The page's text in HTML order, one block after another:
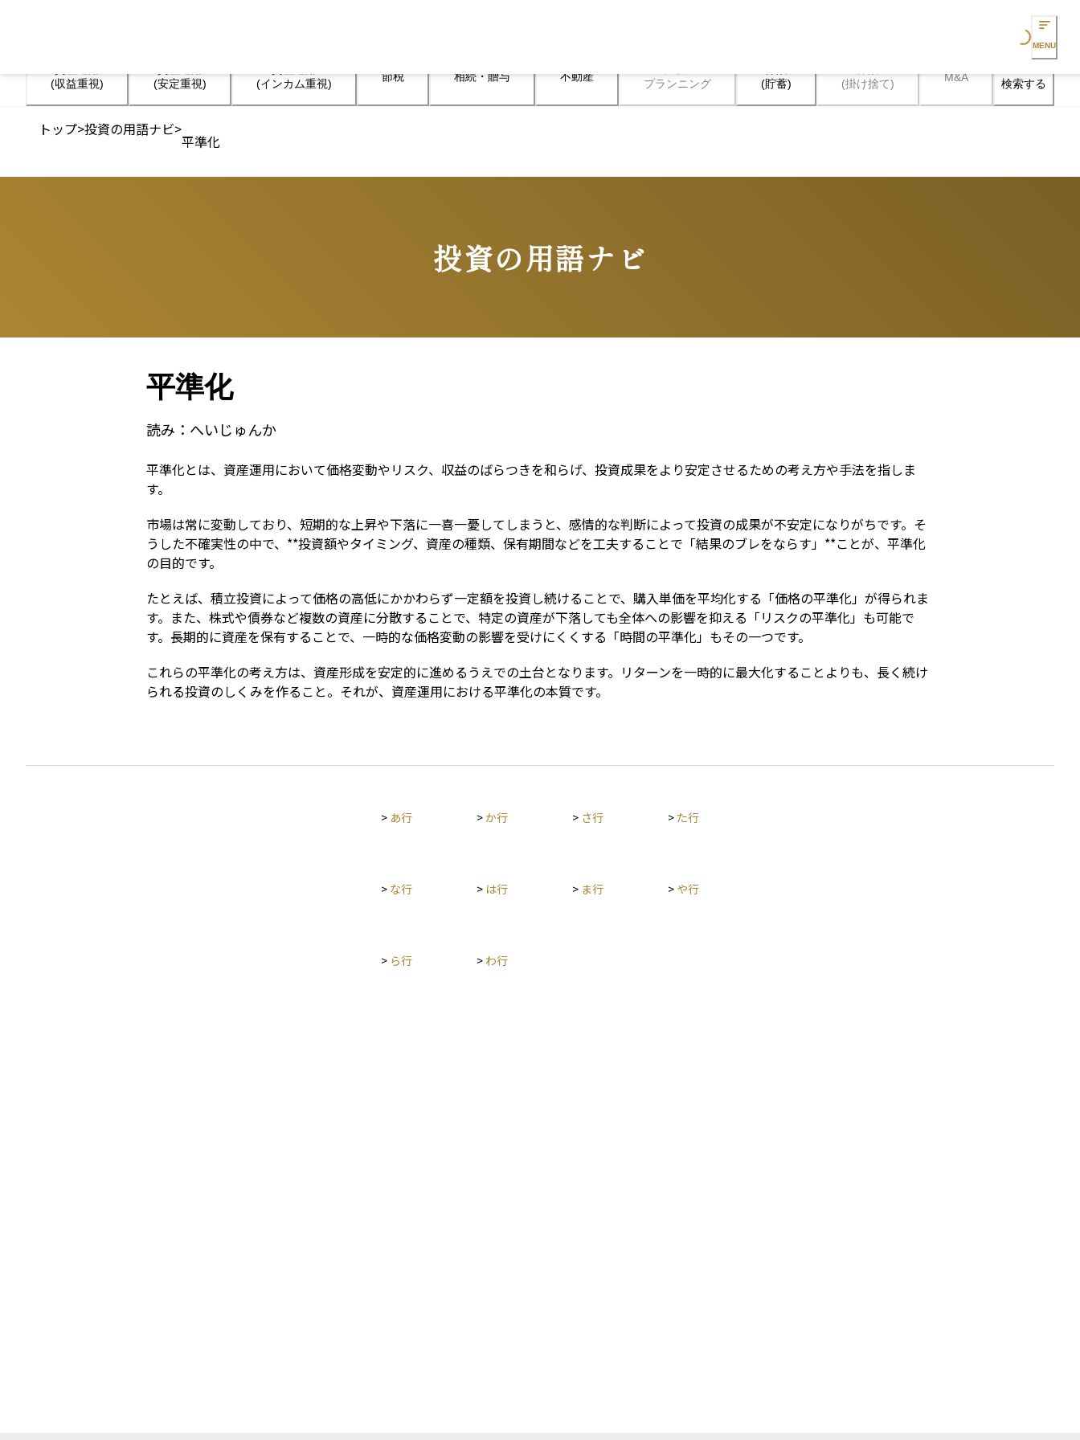
Loading...
MENU
(収益重視)
(安定重視)
(インカム重視)
節税 相続・贈与 不動産
プランニング
(貯蓄)
(掛け捨て)
M&A 検索する
トップ>投資の用語ナビ>
平準化
投資の用語ナビ
Terms
平準化
読み： へいじゅんか
平準化とは、資産運用において価格変動やリスク、収益のばらつきを和らげ、投資成果をより安定させるための考え方や手法を指しま
す。
市場は常に変動しており、短期的な上昇や下落に一喜一憂してしまうと、感情的な判断によって投資の成果が不安定になりがちです。そ
うした不確実性の中で、**投資額やタイミング、資産の種類、保有期間などを工夫することで「結果のブレをならす」**ことが、平準化
の目的です。
たとえば、積立投資によって価格の高低にかかわらず一定額を投資し続けることで、購入単価を平均化する「価格の平準化」が得られま
す。また、株式や債券など複数の資産に分散することで、特定の資産が下落しても全体への影響を抑える「リスクの平準化」も可能で
す。長期的に資産を保有することで、一時的な価格変動の影響を受けにくくする「時間の平準化」もその一つです。
これらの平準化の考え方は、資産形成を安定的に進めるうえでの土台となります。リターンを一時的に最大化することよりも、長く続け
られる投資のしくみを作ること。それが、資産運用における平準化の本質です。
> あ行 >か行 > さ行 > た行
> な行 > は行 > ま行 > や行
> ら行 > わ行